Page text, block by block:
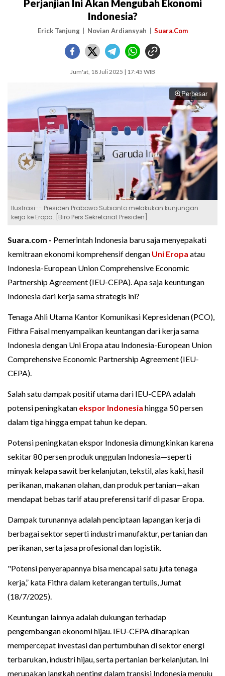
Perjanjian Ini Akan Mengubah Ekonomi
Indonesia?
Erick Tanjung Novian Ardiansyah Suara.Com
Jum'at, 18 Juli 2025 | 17:45 WIB
Perbesar
Ilustrasi-- Presiden Prabowo Subianto melakukan kunjungan
kerja ke Eropa. [Biro Pers Sekretariat Presiden]
Suara.com - Pemerintah Indonesia baru saja menyepakati
kemitraan ekonomi komprehensif dengan Uni Eropa atau
Indonesia-European Union Comprehensive Economic
Partnership Agreement (IEU-CEPA). Apa saja keuntungan
Indonesia dari kerja sama strategis ini?
Tenaga Ahli Utama Kantor Komunikasi Kepresidenan (PCO),
Fithra Faisal menyampaikan keuntangan dari kerja sama
Indonesia dengan Uni Eropa atau Indonesia-European Union
Comprehensive Economic Partnership Agreement (IEU-
CEPA).
Salah satu dampak positif utama dari IEU-CEPA adalah
potensi peningkatan ekspor Indonesia hingga 50 persen
dalam tiga hingga empat tahun ke depan.
Potensi peningkatan ekspor Indonesia dimungkinkan karena
sekitar 80 persen produk unggulan Indonesia—seperti
minyak kelapa sawit berkelanjutan, tekstil, alas kaki, hasil
perikanan, makanan olahan, dan produk pertanian—akan
mendapat bebas tarif atau preferensi tarif di pasar Eropa.
Dampak turunannya adalah penciptaan lapangan kerja di
berbagai sektor seperti industri manufaktur, pertanian dan
perikanan, serta jasa profesional dan logistik.
"Potensi penyerapannya bisa mencapai satu juta tenaga
kerja,” kata Fithra dalam keterangan tertulis, Jumat
(18/7/2025).
Keuntungan lainnya adalah dukungan terhadap
pengembangan ekonomi hijau. IEU-CEPA diharapkan
mempercepat investasi dan pertumbuhan di sektor energi
terbarukan, industri hijau, serta pertanian berkelanjutan. Ini
merupakan langkah penting dalam transisi Indonesia menuju